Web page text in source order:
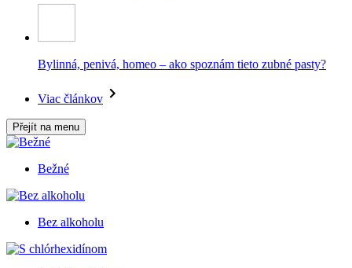
Bylinná, penivá, homeo – ako spoznám tieto zubné pasty?
Viac článkov
Přejít na menu
Bežné
Bez alkoholu